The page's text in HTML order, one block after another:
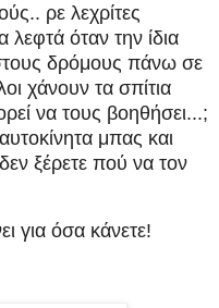
ρε λεχρίτες
λεφτά όταν την ίδια
δρόμους πάνω σε
χάνουν τα σπίτια
να τους βοηθήσει...;
μπας και
ξέρετε πού να τον
για όσα κάνετε!